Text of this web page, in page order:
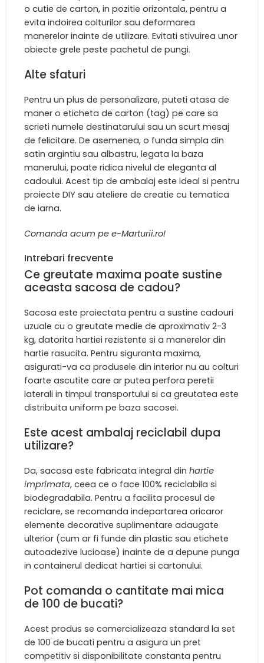
o cutie de carton, in pozitie orizontala, pentru a
evita indoirea colturilor sau deformarea
manerelor inainte de utilizare. Evitati stivuirea unor
obiecte grele peste pachetul de pungi.
Alte sfaturi
Pentru un plus de personalizare, puteti atasa de
maner o eticheta de carton (tag) pe care sa
scrieti numele destinatarului sau un scurt mesaj
de felicitare. De asemenea, o funda simpla din
satin argintiu sau albastru, legata la baza
manerului, poate ridica nivelul de eleganta al
cadoului. Acest tip de ambalaj este ideal si pentru
proiecte DIY sau ateliere de creatie cu tematica
de iarna.
Comanda acum pe e-Marturii.ro!
Intrebari frecvente
Ce greutate maxima poate sustine
aceasta sacosa de cadou?
Sacosa este proiectata pentru a sustine cadouri
uzuale cu o greutate medie de aproximativ 2-3
kg, datorita hartiei rezistente si a manerelor din
hartie rasucita. Pentru siguranta maxima,
asigurati-va ca produsele din interior nu au colturi
foarte ascutite care ar putea perfora peretii
laterali in timpul transportului si ca greutatea este
distribuita uniform pe baza sacosei.
Este acest ambalaj reciclabil dupa
utilizare?
Da, sacosa este fabricata integral din hartie
imprimata, ceea ce o face 100% reciclabila si
biodegradabila. Pentru a facilita procesul de
reciclare, se recomanda indepartarea oricaror
elemente decorative suplimentare adaugate
ulterior (cum ar fi funde din plastic sau etichete
autoadezive lucioase) inainte de a depune punga
in containerul dedicat hartiei si cartonului.
Pot comanda o cantitate mai mica
de 100 de bucati?
Acest produs se comercializeaza standard la set
de 100 de bucati pentru a asigura un pret
competitiv si disponibilitate constanta pentru